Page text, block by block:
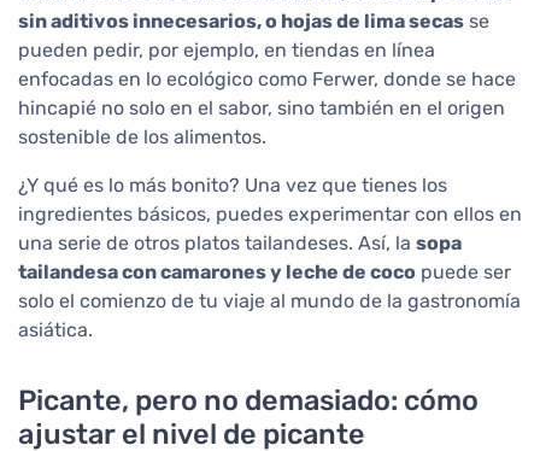
sin aditivos innecesarios, o hojas de lima secas se
pueden pedir, por ejemplo, en tiendas en línea
enfocadas en lo ecológico como Ferwer, donde se hace
hincapié no solo en el sabor, sino también en el origen
sostenible de los alimentos.
¿Y qué es lo más bonito? Una vez que tienes los
ingredientes básicos, puedes experimentar con ellos en
una serie de otros platos tailandeses. Así, la sopa
tailandesa con camarones y leche de coco puede ser
solo el comienzo de tu viaje al mundo de la gastronomía
asiática.
Picante, pero no demasiado: cómo
ajustar el nivel de picante